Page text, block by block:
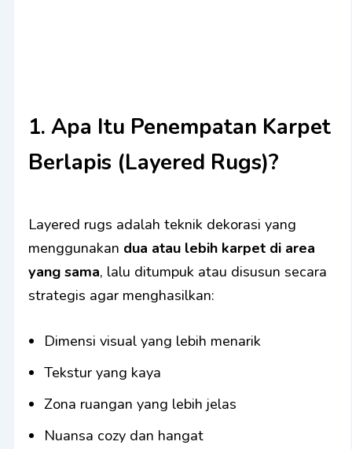
1. Apa Itu Penempatan Karpet
Berlapis (Layered Rugs)?
Layered rugs adalah teknik dekorasi yang
menggunakan dua atau lebih karpet di area
yang sama, lalu ditumpuk atau disusun secara
strategis agar menghasilkan:
Dimensi visual yang lebih menarik
Tekstur yang kaya
Zona ruangan yang lebih jelas
Nuansa cozy dan hangat